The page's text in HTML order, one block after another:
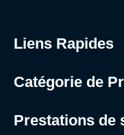
Liens Rapides
Catégorie de
Prestations de